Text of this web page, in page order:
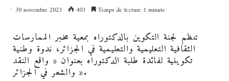
30 novembre 2023 403 Temps de lecture 1 minute
تنظم لجنة التكوين بالدكتوراه بمعية مخبر الممارسات
الثقافية التعليمية والتعليمية في الجزائر، ندوة وطنية
تكوينية لفائدة طلبة الدكتوراه بعنوان « واقع النقد
والشعر في الجزائر ».